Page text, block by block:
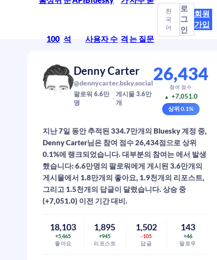
100 석 사용자 수 격 는 질문
한
국
어
로
그
인
회원
가입
Denny Carter
@dennycarter.bsky.social
팔로워 6.6만
명
게시물3.6만
개
26,434
참여 점수
▲ +7,051.0
상위 0.1%
지난 7일 동안 추적된 334.7만개의 Bluesky 계정 중,
Denny Carter님은 참여 점수 26,434점으로 상위
0.1%에 랭크되었습니다. 대부분의 참여는 에서 발생
했습니다: 6.6만명의 팔로워에게 게시된 3.6만개의
게시물에서 1.8만개의 좋아요, 1.9천개의 리포스트,
그리고 1.5천개의 답글이 달렸습니다. 상승 중
(+7,051.0) 이전 기간 대비.
18,103
+5,465
좋아요
1,895
+945
리포스트
1,502
-105
답글
143
+46
팔로우